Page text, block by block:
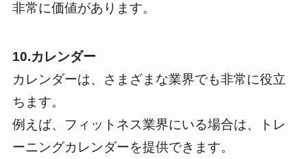
非常に価値があります。
10.カレンダー
カレンダーは、さまざまな業界でも非常に役立
ちます。
例えば、フィットネス業界にいる場合は、トレ
ーニングカレンダーを提供できます。